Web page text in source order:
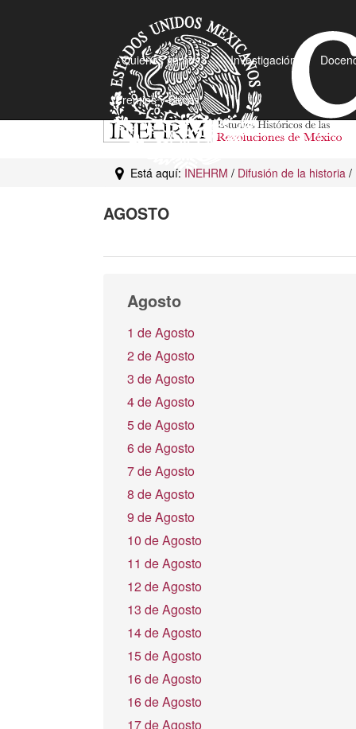
¿Quiénes somos? Investigación
Premios y Becas
Está aquí: INEHRM / Difusión de la historia /
AGOSTO
Agosto
1 de Agosto
2 de Agosto
3 de Agosto
4 de Agosto
5 de Agosto
6 de Agosto
7 de Agosto
8 de Agosto
9 de Agosto
10 de Agosto
11 de Agosto
12 de Agosto
13 de Agosto
14 de Agosto
15 de Agosto
16 de Agosto
16 de Agosto
17 de Agosto